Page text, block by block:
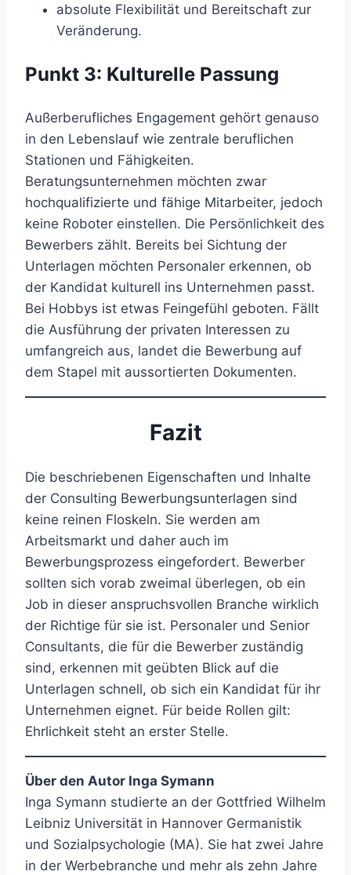
absolute Flexibilität und Bereitschaft zur
Veränderung.
Punkt 3: Kulturelle Passung
Außerberufliches Engagement gehört genauso
in den Lebenslauf wie zentrale beruflichen
Stationen und Fähigkeiten.
Beratungsunternehmen möchten zwar
hochqualifizierte und fähige Mitarbeiter, jedoch
keine Roboter einstellen. Die Persönlichkeit des
Bewerbers zählt. Bereits bei Sichtung der
Unterlagen möchten Personaler erkennen, ob
der Kandidat kulturell ins Unternehmen passt.
Bei Hobbys ist etwas Feingefühl geboten. Fällt
die Ausführung der privaten Interessen zu
umfangreich aus, landet die Bewerbung auf
dem Stapel mit aussortierten Dokumenten.
Fazit
Die beschriebenen Eigenschaften und Inhalte
der Consulting Bewerbungsunterlagen sind
keine reinen Floskeln. Sie werden am
Arbeitsmarkt und daher auch im
Bewerbungsprozess eingefordert. Bewerber
sollten sich vorab zweimal überlegen, ob ein
Job in dieser anspruchsvollen Branche wirklich
der Richtige für sie ist. Personaler und Senior
Consultants, die für die Bewerber zuständig
sind, erkennen mit geübten Blick auf die
Unterlagen schnell, ob sich ein Kandidat für ihr
Unternehmen eignet. Für beide Rollen gilt:
Ehrlichkeit steht an erster Stelle.
Über den Autor Inga Symann
Inga Symann studierte an der Gottfried Wilhelm
Leibniz Universität in Hannover Germanistik
und Sozialpsychologie (MA). Sie hat zwei Jahre
in der Werbebranche und mehr als zehn Jahre